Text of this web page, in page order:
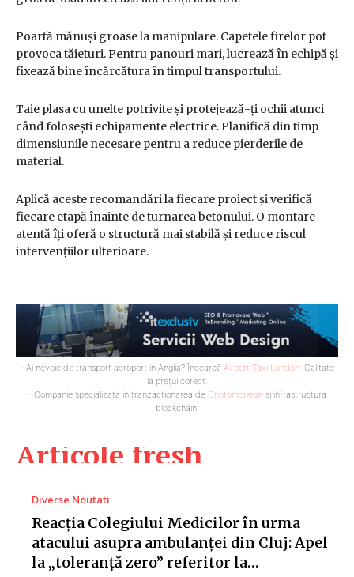
Articole fresh
Diverse Noutati
Reacția Colegiului Medicilor în urma
atacului asupra ambulanței din Cluj: Apel
la „toleranță zero” referitor la…
Poartă mănuși groase la manipulare. Capetele firelor pot
provoca tăieturi. Pentru panouri mari, lucrează în echipă și
fixează bine încărcătura în timpul transportului.
Taie plasa cu unelte potrivite și protejează-ți ochii atunci
când folosești echipamente electrice. Planifică din timp
dimensiunile necesare pentru a reduce pierderile de
material.
Aplică aceste recomandări la fiecare proiect și verifică
fiecare etapă înainte de turnarea betonului. O montare
atentă îți oferă o structură mai stabilă și reduce riscul
intervențiilor ulterioare.
- Ai nevoie de transport aeroport in Anglia? Încearcă Airport Taxi London. Calitate
la prețul corect.
- Companie specializata in tranzactionarea de Criptomonede si infrastructura
blockchain.